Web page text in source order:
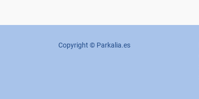
Copyright © Parkalia.es